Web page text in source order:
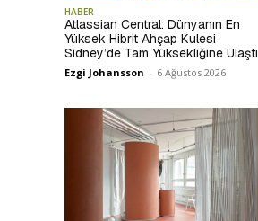
HABER
Atlassian Central: Dünyanın En
Yüksek Hibrit Ahşap Kulesi
Sidney’de Tam Yüksekliğine Ulaştı
Ezgi Johansson - 6 Ağustos 2026